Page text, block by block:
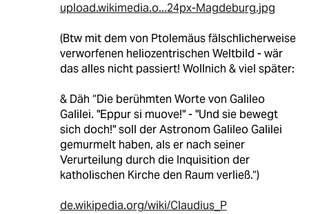
upload.wikimedia.o...24px-Magdeburg.jpg
(Btw mit dem von Ptolemäus fälschlicherweise
verworfenen heliozentrischen Weltbild - wär
das alles nicht passiert! Wollnich & viel später:
& Däh “Die berühmten Worte von Galileo
Galilei. "Eppur si muove!" - "Und sie bewegt
sich doch!" soll der Astronom Galileo Galilei
gemurmelt haben, als er nach seiner
Verurteilung durch die Inquisition der
katholischen Kirche den Raum verließ.“)
de.wikipedia.org/wiki/Claudius_P